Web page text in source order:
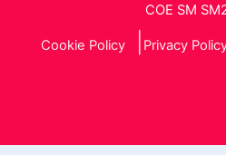
COE SM
Cookie Policy Privacy